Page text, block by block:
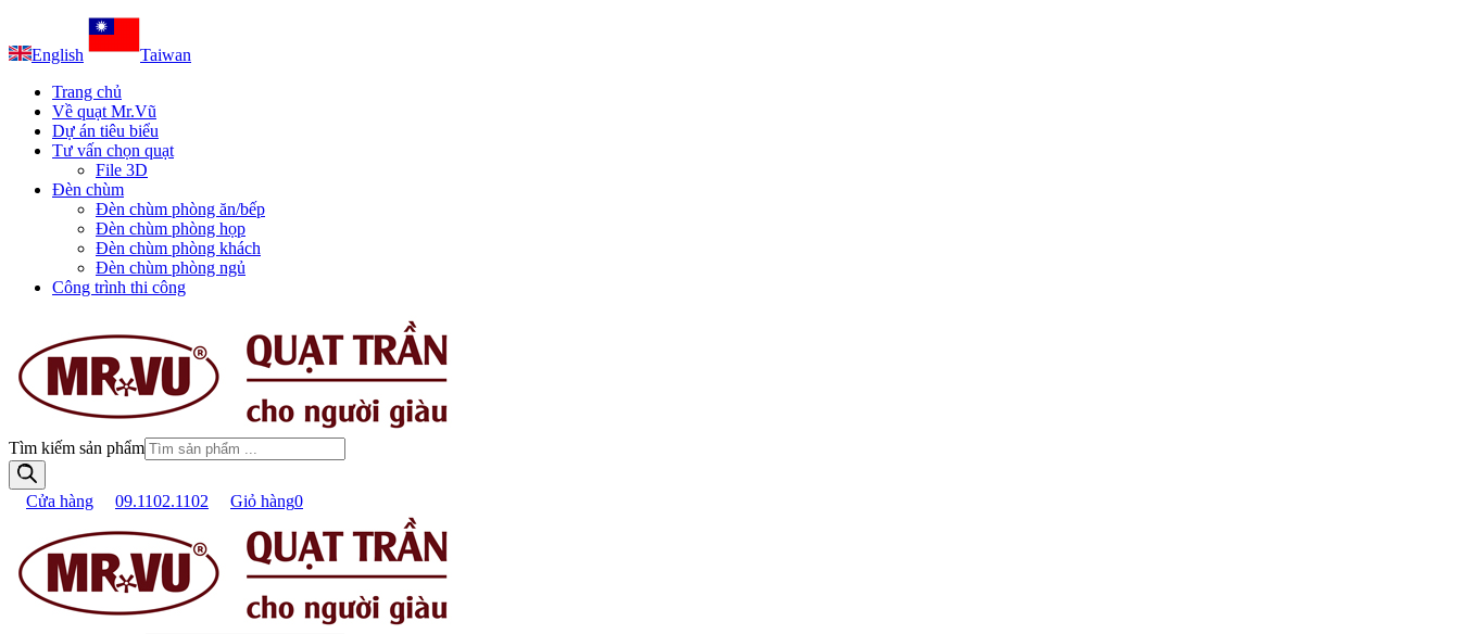
English
Taiwan
Trang chủ
Về quạt Mr.Vũ
Dự án tiêu biểu
Tư vấn chọn quạt
File 3D
Đèn chùm
Đèn chùm phòng ăn/bếp
Đèn chùm phòng họp
Đèn chùm phòng khách
Đèn chùm phòng ngủ
Công trình thi công
Tìm kiếm sản phẩm
Cửa hàng 09.1102.1102 Giỏ hàng0